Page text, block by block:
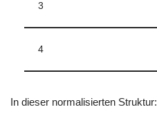
3
4
In dieser normalisierten Struktur: